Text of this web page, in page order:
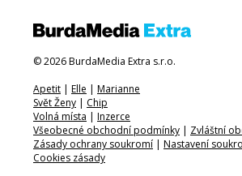
© 2026 BurdaMedia Extra s.r.o.
Apetit | Elle | Marianne
Svět Ženy | Chip
Volná místa | Inzerce
Všeobecné obchodní podmínky | Zvláštní
Zásady ochrany soukromí | Nastavení
Cookies zásady